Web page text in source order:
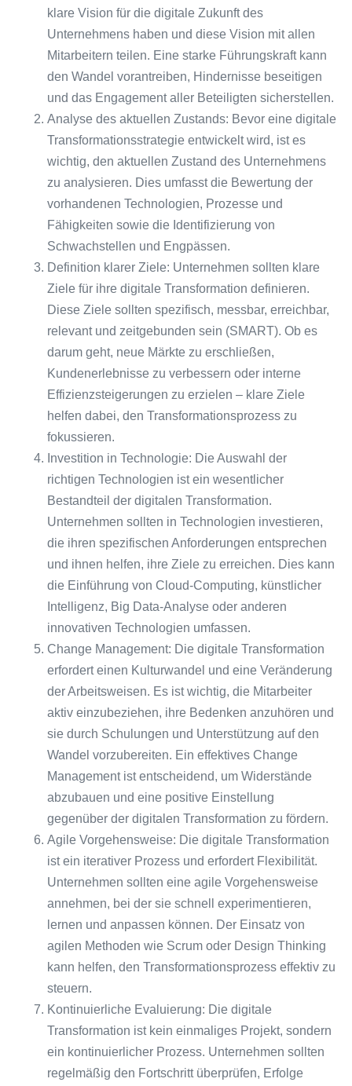
klare Vision für die digitale Zukunft des
Unternehmens haben und diese Vision mit allen
Mitarbeitern teilen. Eine starke Führungskraft kann
den Wandel vorantreiben, Hindernisse beseitigen
und das Engagement aller Beteiligten sicherstellen.
Analyse des aktuellen Zustands: Bevor eine digitale
Transformationsstrategie entwickelt wird, ist es
wichtig, den aktuellen Zustand des Unternehmens
zu analysieren. Dies umfasst die Bewertung der
vorhandenen Technologien, Prozesse und
Fähigkeiten sowie die Identifizierung von
Schwachstellen und Engpässen.
Definition klarer Ziele: Unternehmen sollten klare
Ziele für ihre digitale Transformation definieren.
Diese Ziele sollten spezifisch, messbar, erreichbar,
relevant und zeitgebunden sein (SMART). Ob es
darum geht, neue Märkte zu erschließen,
Kundenerlebnisse zu verbessern oder interne
Effizienzsteigerungen zu erzielen – klare Ziele
helfen dabei, den Transformationsprozess zu
fokussieren.
Investition in Technologie: Die Auswahl der
richtigen Technologien ist ein wesentlicher
Bestandteil der digitalen Transformation.
Unternehmen sollten in Technologien investieren,
die ihren spezifischen Anforderungen entsprechen
und ihnen helfen, ihre Ziele zu erreichen. Dies kann
die Einführung von Cloud-Computing, künstlicher
Intelligenz, Big Data-Analyse oder anderen
innovativen Technologien umfassen.
Change Management: Die digitale Transformation
erfordert einen Kulturwandel und eine Veränderung
der Arbeitsweisen. Es ist wichtig, die Mitarbeiter
aktiv einzubeziehen, ihre Bedenken anzuhören und
sie durch Schulungen und Unterstützung auf den
Wandel vorzubereiten. Ein effektives Change
Management ist entscheidend, um Widerstände
abzubauen und eine positive Einstellung
gegenüber der digitalen Transformation zu fördern.
Agile Vorgehensweise: Die digitale Transformation
ist ein iterativer Prozess und erfordert Flexibilität.
Unternehmen sollten eine agile Vorgehensweise
annehmen, bei der sie schnell experimentieren,
lernen und anpassen können. Der Einsatz von
agilen Methoden wie Scrum oder Design Thinking
kann helfen, den Transformationsprozess effektiv zu
steuern.
Kontinuierliche Evaluierung: Die digitale
Transformation ist kein einmaliges Projekt, sondern
ein kontinuierlicher Prozess. Unternehmen sollten
regelmäßig den Fortschritt überprüfen, Erfolge